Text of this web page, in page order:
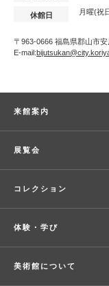
休館日 月曜(祝
〒963-0666 福島県郡山市
E-mail:
来館案内
展覧会
コレクション
体験・学び
美術館について